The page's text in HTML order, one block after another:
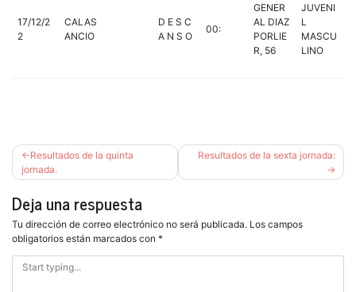
17/12/2
2
CALAS
ANCIO
D E S C
A N S O
00:
GENER
AL DIAZ
PORLIE
R, 56
JUVENI
L
MASCU
LINO
Navegación
de
entradas
Resultados de la quinta
jornada.
Resultados de la sexta jornada:
Deja una respuesta
Tu dirección de correo electrónico no será publicada. Los campos
obligatorios están marcados con *